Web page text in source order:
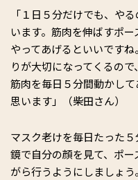
「１日５分だけでも、や
います。筋肉を伸ばすポ
やってあげるといいです
りが大切になってくるの
筋肉を毎日５分間動かし
思います」（柴田さん）
マスク老けを毎日たった
鏡で自分の顔を見て、ポ
がら行うようにしましょ